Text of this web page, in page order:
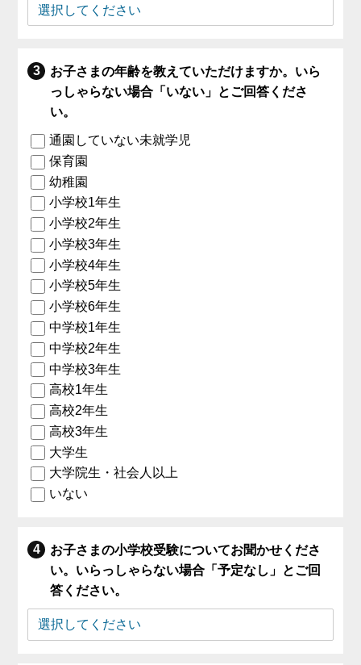
お子さまの年齢を教えていただけますか。いら
っしゃらない場合「いない」とご回答くださ
い。
通園していない未就学児
保育園
幼稚園
小学校1年生
小学校2年生
小学校3年生
小学校4年生
小学校5年生
小学校6年生
中学校1年生
中学校2年生
中学校3年生
高校1年生
高校2年生
高校3年生
大学生
大学院生・社会人以上
いない
お子さまの小学校受験についてお聞かせくださ
い。いらっしゃらない場合「予定なし」とご回
答ください。